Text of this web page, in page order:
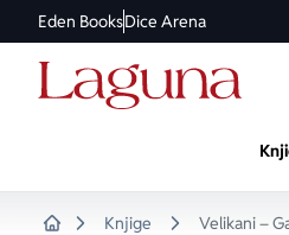
Eden BooksDice Arena
Knjige Velikani –